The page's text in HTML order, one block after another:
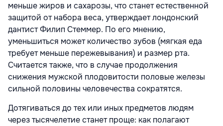
меньше жиров и сахарозы, что станет естественной
защитой от набора веса, утверждает лондонский
дантист Филип Стеммер. По его мнению,
уменьшиться может количество зубов (мягкая еда
требует меньше пережевывания) и размер рта.
Считается также, что в случае продолжения
снижения мужской плодовитости половые железы
сильной половины человечества сократятся.
Дотягиваться до тех или иных предметов людям
через тысячелетие станет проще: как полагают